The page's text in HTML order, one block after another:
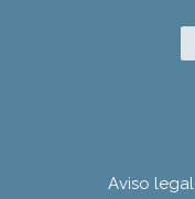
Aviso legal